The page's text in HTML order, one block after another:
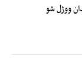
ووژل شو